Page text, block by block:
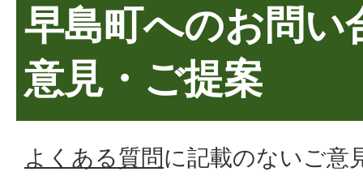
早島町へのお問い
意見・ご提案
よくある質問に記載のないご意